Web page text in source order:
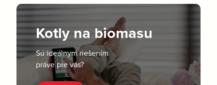
Kotly na biomasu
Sú ideálnym riešením
práve pre vás?